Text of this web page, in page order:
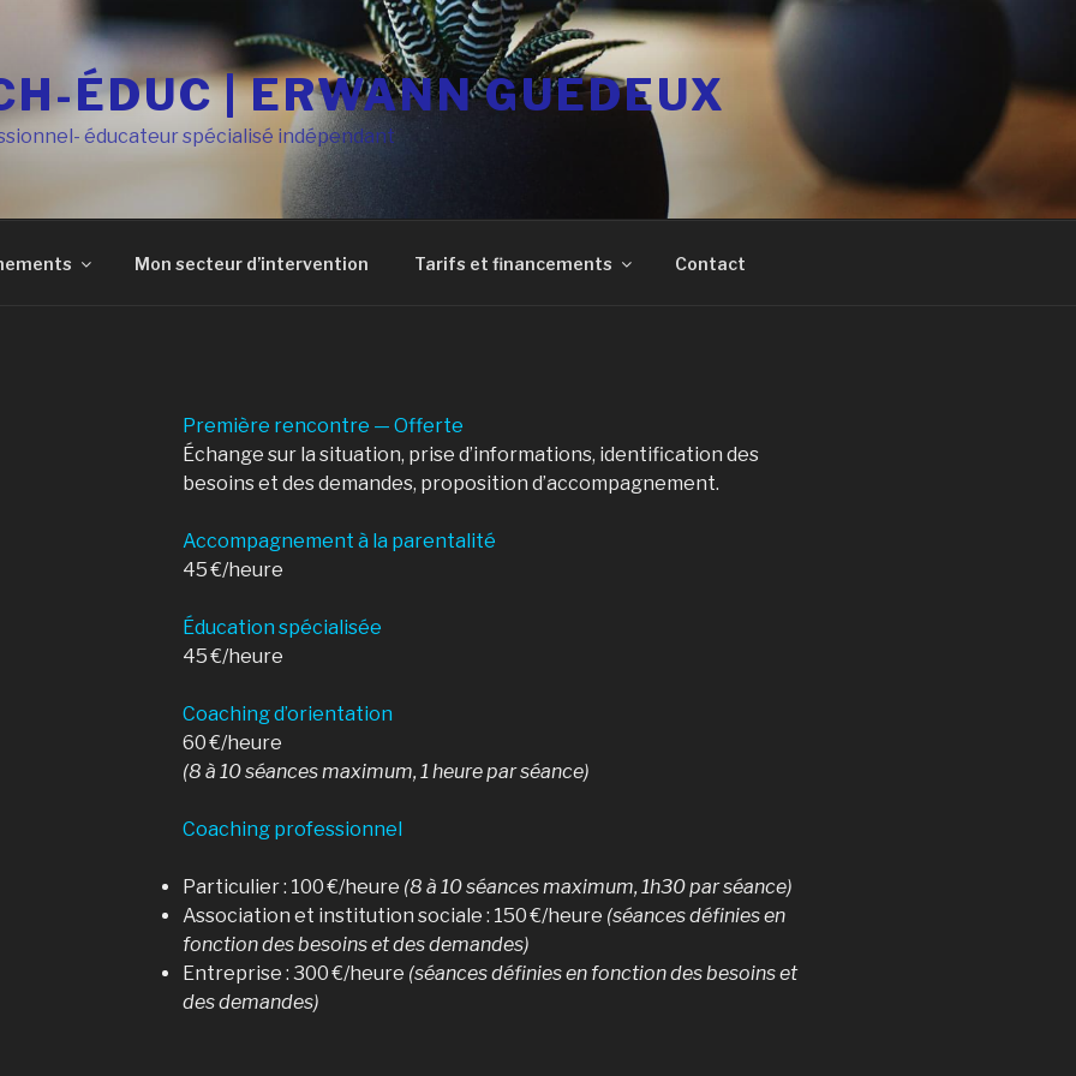
ÉDUC | ERWANN GUEDEUX
éducateur spécialisé indépendant
Mon secteur d’intervention Tarifs et financements Contact
Première rencontre — Offerte
Échange sur la situation, prise d’informations, identification des
besoins et des demandes, proposition d’accompagnement.
Accompagnement à la parentalité
45 €/heure
Éducation spécialisée
45 €/heure
Coaching d’orientation
60 €/heure
(8 à 10 séances maximum, 1 heure par séance)
Coaching professionnel
Particulier : 100 €/heure (8 à 10 séances maximum, 1h30 par séance)
Association et institution sociale : 150 €/heure (séances définies en
fonction des besoins et des demandes)
Entreprise : 300 €/heure (séances définies en fonction des besoins et
des demandes)